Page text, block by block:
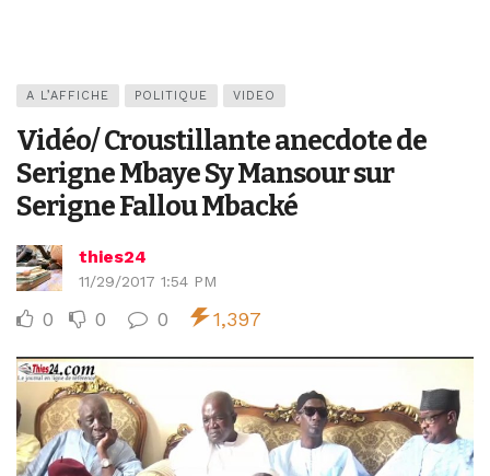
A L’AFFICHE POLITIQUE VIDEO
Vidéo/ Croustillante anecdote de
Serigne Mbaye Sy Mansour sur
Serigne Fallou Mbacké
thies24
11/29/2017 1:54 PM
0 0 0 1,397